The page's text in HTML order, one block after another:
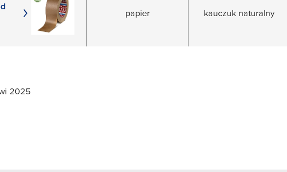
papier kauczuk naturalny
2025